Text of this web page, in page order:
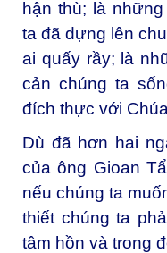
hận thù; là
ta đã dựng lên
ai quấy rầy; là
cản chúng ta
đích thực với
Dù đã hơn hai
của ông Gioan
nếu chúng ta
thiết chúng ta
tâm hồn và trong